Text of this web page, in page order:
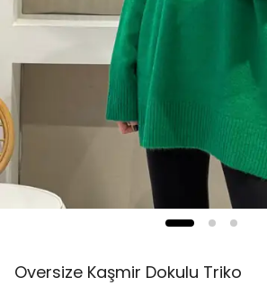
Oversize Kaşmir Dokulu Triko